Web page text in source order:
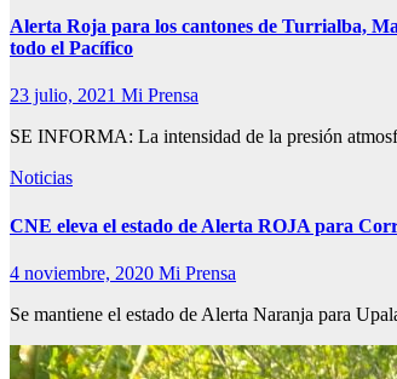
Alerta Roja para los cantones de Turrialba,
todo el Pacífico
23 julio, 2021 Mi Prensa
SE INFORMA: La intensidad de la presión
Noticias
CNE eleva el estado de Alerta ROJA para
4 noviembre, 2020 Mi Prensa
Se mantiene el estado de Alerta Naranja para